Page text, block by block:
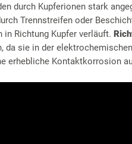
durch Kupferionen stark
Trennstreifen oder
Richtung Kupfer verläuft.
da sie in der
erhebliche Kontaktkorrosion